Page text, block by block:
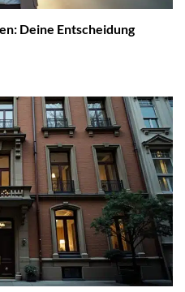
Deine Entscheidung